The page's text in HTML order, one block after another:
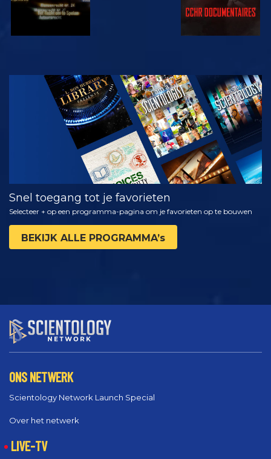
KIJK
VERKEN DE
SERIE
Snel toegang tot je favorieten
Selecteer + op een programma-pagina om je favorieten op te bouwen
BEKIJK ALLE PROGRAMMA’s
ONS NETWERK
Scientology Network Launch Special
Over het netwerk
LIVE-TV